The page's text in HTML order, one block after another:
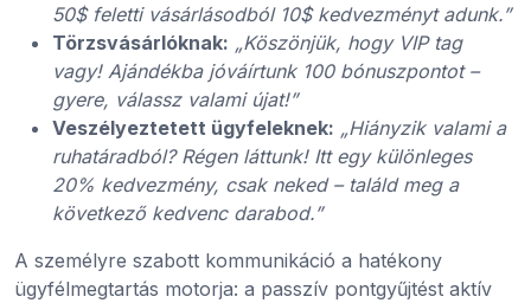
50$ feletti vásárlásodból 10$ kedvezményt adunk.”
Törzsvásárlóknak: „Köszönjük, hogy VIP tag
vagy! Ajándékba jóváírtunk 100 bónuszpontot –
gyere, válassz valami újat!”
Veszélyeztetett ügyfeleknek: „Hiányzik valami a
ruhatáradból? Régen láttunk! Itt egy különleges
20% kedvezmény, csak neked – találd meg a
következő kedvenc darabod.”
A személyre szabott kommunikáció a hatékony
ügyfélmegtartás motorja: a passzív pontgyűjtést aktív